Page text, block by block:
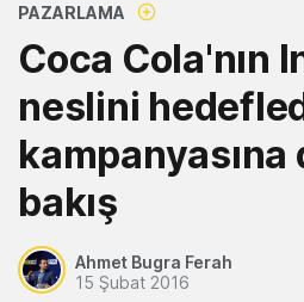
PAZARLAMA
Coca Cola'nın
neslini
kampanyasına
bakış
Ahmet Bugra Ferah
15 Şubat 2016